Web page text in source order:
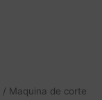
/ Maquina de corte